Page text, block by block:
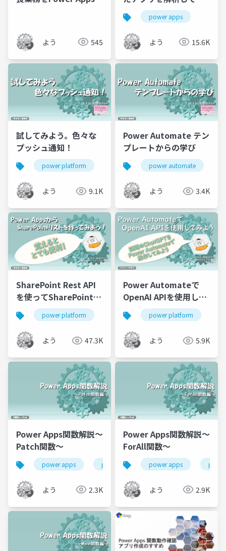
よう 545
よう！power apps
よう 15.6K
試してみよう。色々な
プッシュ通知！
power platform
よう 9.1K
Power Automate テン
プレートからの学び
power automate
よう 3.4K
SharePoint Rest API
を使ってSharePointリ
ストを作成してみよう
power platform power automate sharepoint
よう 47.3K
Power Automateで
OpenAI APIを使用して
みようpower platform
よう 5.9K
Power Apps関数解説～
Patch関数～
power apps power platform power app関数解
よう 2.3K
Power Apps関数解説～
ForAll関数～
power apps
よう 2.9K